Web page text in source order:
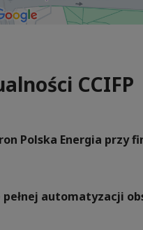
CCIFP
Polska Energia
automatyzacji